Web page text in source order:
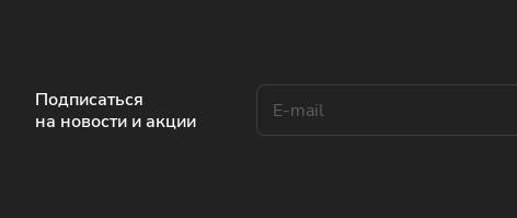
Подписаться
на новости и акции